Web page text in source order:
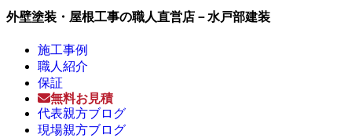
外壁塗装・屋根工事の職人直営店－水戸部建装
施工事例
職人紹介
保証
無料お見積
代表親方ブログ
現場親方ブログ